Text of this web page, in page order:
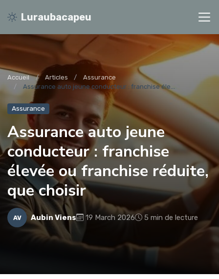
Luraubacapeu
Accueil Articles
Assurance
Assurance auto jeune conducteur : franchise éle...
Assurance
Assurance auto jeune
conducteur : franchise
élevée ou franchise réduite,
que choisir
AV Aubin Viens 19 March 2026 5 min de lecture